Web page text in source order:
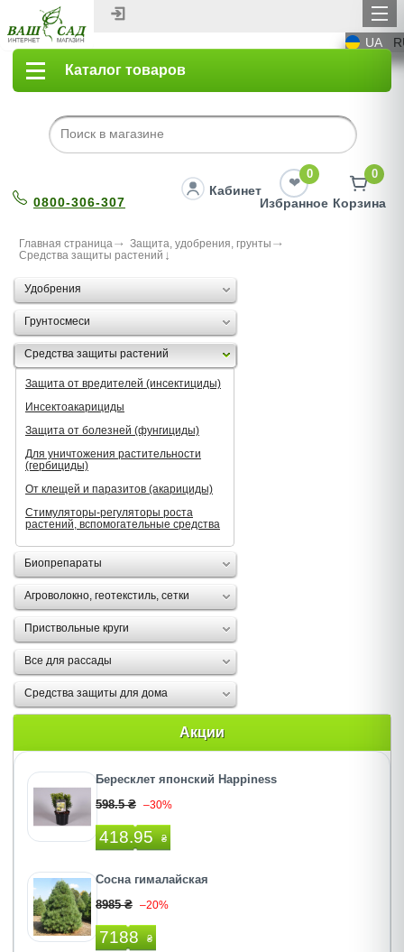
UA
Каталог товаров
0800-306-307
Кабинет
0
Избранное
0
Корзина
Главная страница
Защита, удобрения, грунты
Средства защиты растений
Удобрения
Грунтосмеси
Средства защиты растений
Защита от вредителей (инсектициды)
Инсектоакарициды
Защита от болезней (фунгициды)
Для уничтожения растительности
(гербициды)
От клещей и паразитов (акарициды)
Стимуляторы-регуляторы роста
растений, вспомогательные средства
Биопрепараты
Агроволокно, геотекстиль, сетки
Приствольные круги
Все для рассады
Средства защиты для дома
Акции
Бересклет японский Happiness
598.5 ₴ –30%
418.95 ₴
Сосна гималайская
8985 ₴ –20%
7188 ₴